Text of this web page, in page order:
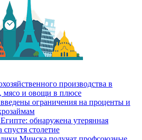
производства в
мясо и овощи в плюсе
ограничения на проценты и
обнаружена утерянная
столетие